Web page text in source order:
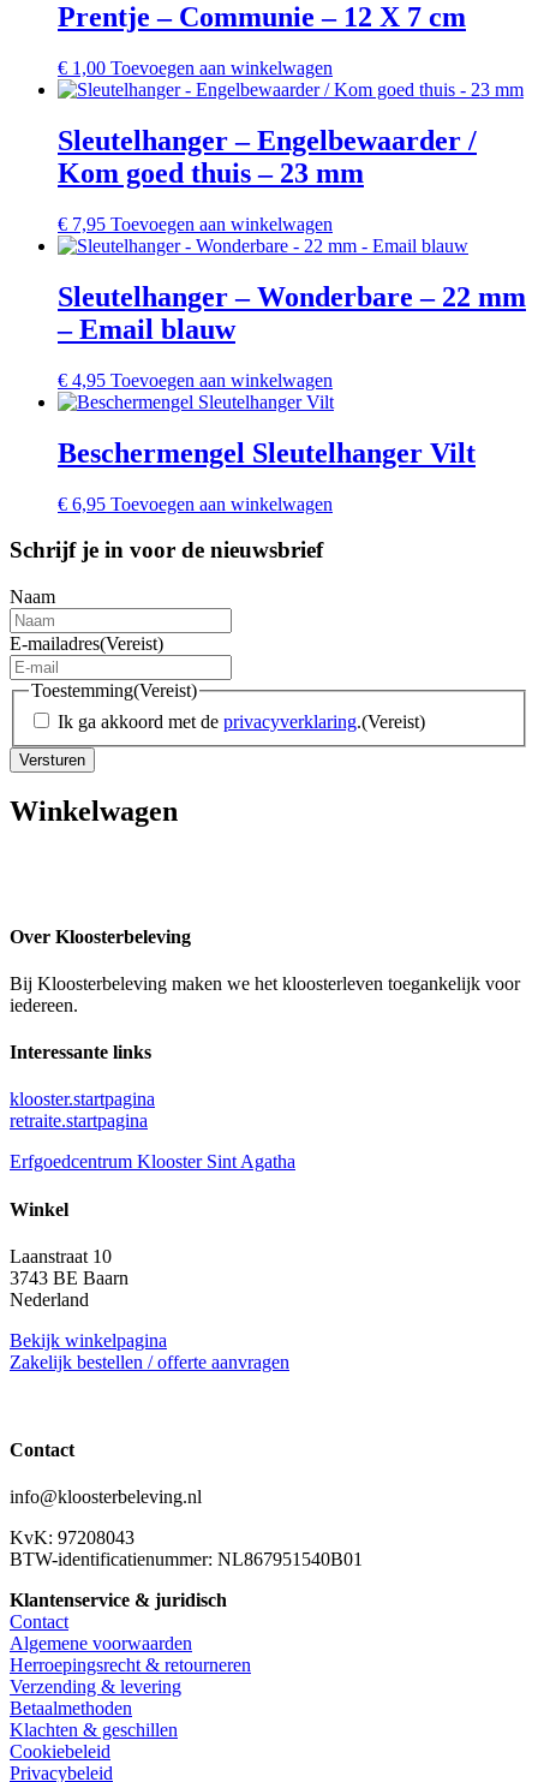
Prentje – Communie – 12 X 7 cm
€ 1,00 Toevoegen aan winkelwagen
Sleutelhanger – Engelbewaarder /
Kom goed thuis – 23 mm
€ 7,95 Toevoegen aan winkelwagen
Sleutelhanger – Wonderbare – 22 mm
– Email blauw
€ 4,95 Toevoegen aan winkelwagen
Beschermengel Sleutelhanger Vilt
€ 6,95 Toevoegen aan winkelwagen
Schrijf je in voor de nieuwsbrief
Naam
E-mailadres(Vereist)
Toestemming(Vereist)
Ik ga akkoord met de privacyverklaring.(Vereist)
Winkelwagen
Over Kloosterbeleving
Bij Kloosterbeleving maken we het kloosterleven toegankelijk voor
iedereen.
Interessante links
klooster.startpagina
retraite.startpagina
Erfgoedcentrum Klooster Sint Agatha
Winkel
Laanstraat 10
3743 BE Baarn
Nederland
Bekijk winkelpagina
Zakelijk bestellen / offerte aanvragen
Contact
info@kloosterbeleving.nl
KvK: 97208043
BTW-identificatienummer: NL867951540B01
Klantenservice & juridisch
Contact
Algemene voorwaarden
Herroepingsrecht & retourneren
Verzending & levering
Betaalmethoden
Klachten & geschillen
Cookiebeleid
Privacybeleid